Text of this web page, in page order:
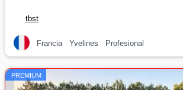
tbst
Francia Yvelines Profesional
PREMIUM